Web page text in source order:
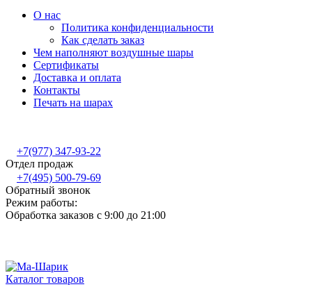
О нас
Политика конфиденциальности
Как сделать заказ
Чем наполняют воздушные шары
Сертификаты
Доставка и оплата
Контакты
Печать на шарах
+7(977) 347-93-22
Отдел продаж
+7(495) 500-79-69
Обратный звонок
Режим работы:
Обработка заказов с 9:00 до 21:00
Каталог товаров